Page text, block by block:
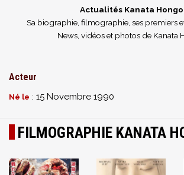
Actualités Kanata Hongo
Sa biographie, filmographie, ses premiers
News, vidéos et photos de Kanata
Acteur
Né le : 15 Novembre 1990
FILMOGRAPHIE KANATA